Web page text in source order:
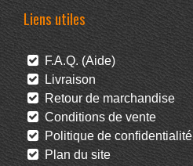
Liens utiles
F.A.Q. (Aide)
Livraison
Retour de marchandise
Conditions de vente
Politique de confidentialité
Plan du site